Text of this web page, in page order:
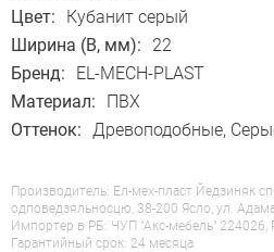
Цвет:
Кубанит серый
Ширина (B, мм):
22
Бренд:
EL-MECH-PLAST
Материал:
ПВХ
Оттенок: Древоподобные,
Производитель: Ел-мех-пласт Йедзиняк
одповедзяльносцю, 38-200 Ясло, ул.
Импортер в РБ: ЧУП "Акс-мебель" 224026,
Гарантийный срок: 24 месяца